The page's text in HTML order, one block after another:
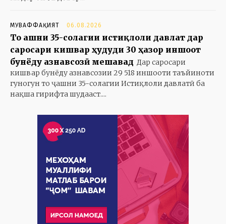
МУВАФФАҚИЯТ 06.08.2026
То ҷашни 35-солагии истиқлоли давлат дар
саросари кишвар ҳудуди 30 ҳазор иншоот
бунёду азнавсозӣ мешавад Дар саросари
кишвар бунёду азнавсозии 29 518 иншооти таъйиноти
гуногун то ҷашни 35-солагии Истиқлоли давлатӣ ба
нақша гирифта шудааст....